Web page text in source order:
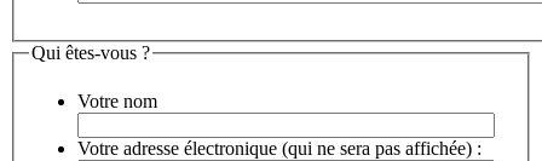
Qui êtes-vous ?
Votre nom
Votre adresse électronique (qui ne sera pas affichée) :